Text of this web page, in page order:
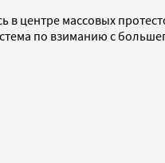
центре массовых
по взиманию с